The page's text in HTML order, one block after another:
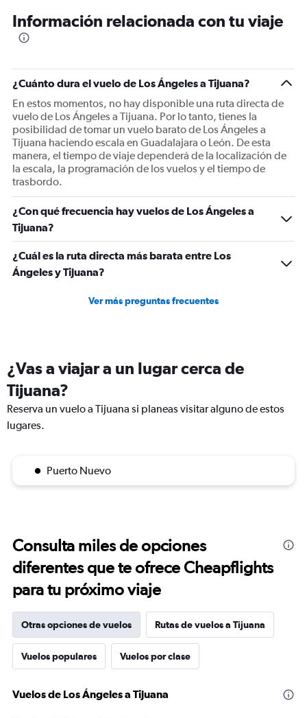
Información relacionada con tu viaje
¿Cuánto dura el vuelo de Los Ángeles a Tijuana?
En estos momentos, no hay disponible una ruta directa de
vuelo de Los Ángeles a Tijuana. Por lo tanto, tienes la
posibilidad de tomar un vuelo barato de Los Ángeles a
Tijuana haciendo escala en Guadalajara o León. De esta
manera, el tiempo de viaje dependerá de la localización de
la escala, la programación de los vuelos y el tiempo de
trasbordo.
¿Con qué frecuencia hay vuelos de Los Ángeles a
Tijuana?
¿Cuál es la ruta directa más barata entre Los
Ángeles y Tijuana?
Ver más preguntas frecuentes
¿Vas a viajar a un lugar cerca de
Tijuana?
Reserva un vuelo a Tijuana si planeas visitar alguno de estos
lugares.
Puerto Nuevo
Consulta miles de opciones
diferentes que te ofrece Cheapflights
para tu próximo viaje
Otras opciones de vuelos Rutas de vuelos a Tijuana
Vuelos populares Vuelos por clase
Vuelos de Los Ángeles a Tijuana